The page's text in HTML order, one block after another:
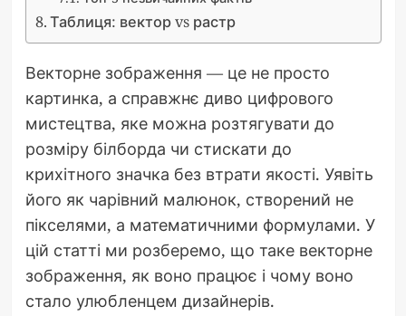
Таблиця: вектор vs растр
Векторне зображення — це не просто
картинка, а справжнє диво цифрового
мистецтва, яке можна розтягувати до
розміру білборда чи стискати до
крихітного значка без втрати якості. Уявіть
його як чарівний малюнок, створений не
пікселями, а математичними формулами. У
цій статті ми розберемо, що таке векторне
зображення, як воно працює і чому воно
стало улюбленцем дизайнерів.